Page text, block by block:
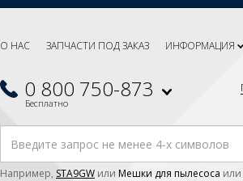
О НАС ЗАПЧАСТИ ПОД ЗАКАЗ ИНФОРМАЦИЯ
0 800 750-873
Бесплатно
Например, STA9GW или Мешки для пылесоса или